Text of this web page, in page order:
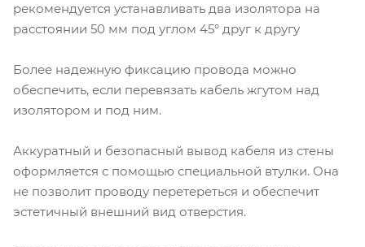
рекомендуется устанавливать два изолятора на
расстоянии 50 мм под углом 45° друг к другу
Более надежную фиксацию провода можно
обеспечить, если перевязать кабель жгутом над
изолятором и под ним.
Аккуратный и безопасный вывод кабеля из стены
оформляется с помощью специальной втулки. Она
не позволит проводу перетереться и обеспечит
эстетичный внешний вид отверстия.